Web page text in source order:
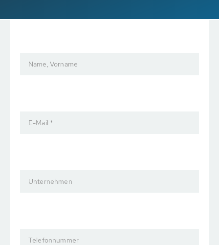
Name, Vorname
E-Mail *
Unternehmen
Telefonnummer